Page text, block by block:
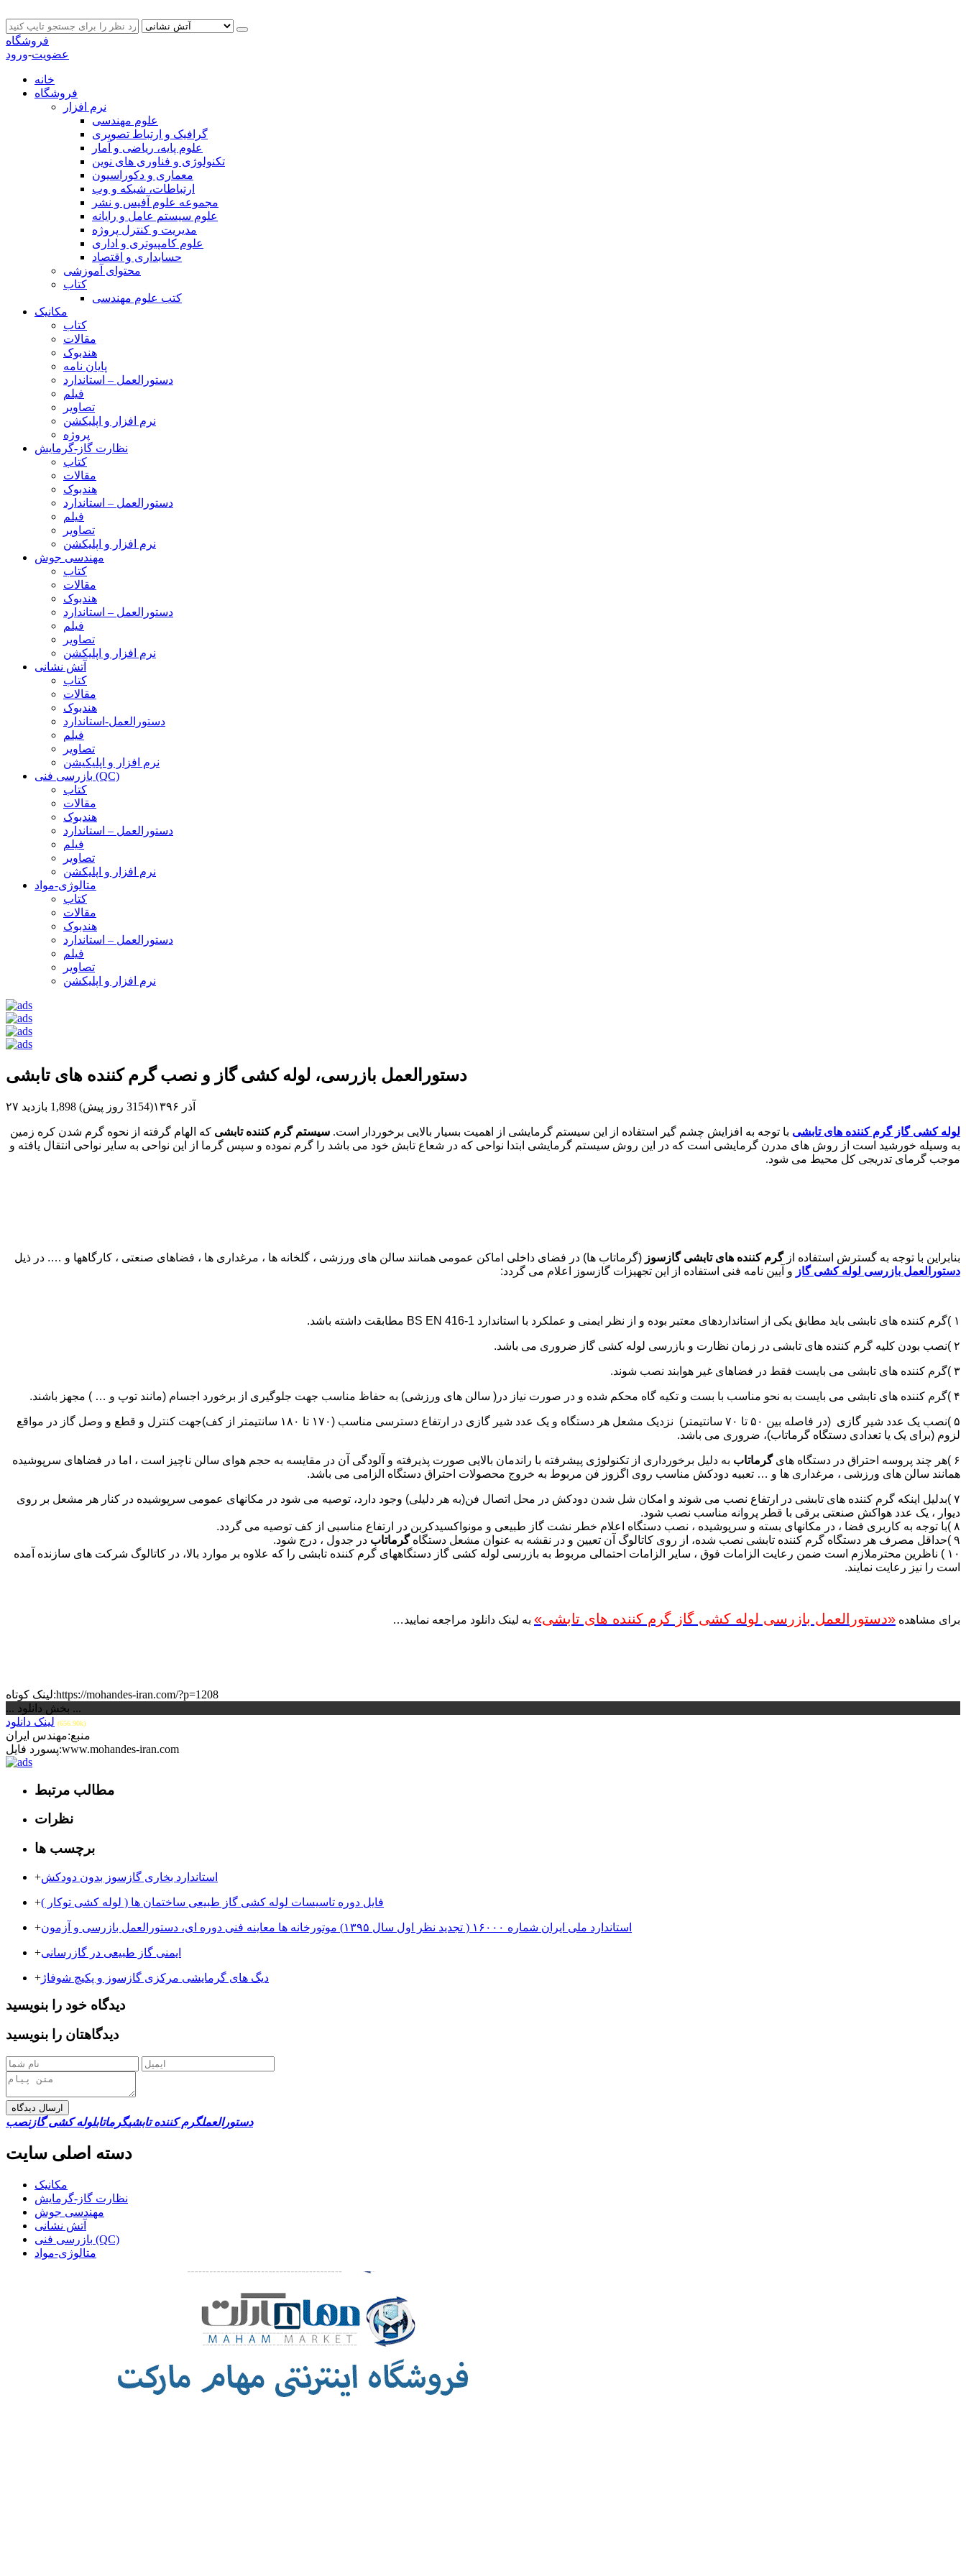
فروشگاه
عضویت-ورود
خانه
فروشگاه
نرم افزار
علوم مهندسی
گرافیک و ارتباط تصویری
علوم پایه، ریاضی و آمار
تکنولوژی و فناوری های نوین
معماری و دکوراسیون
ارتباطات، شبکه و وب
مجموعه علوم آفیس و نشر
علوم سیستم عامل و رایانه
مدیریت و کنترل پروژه
علوم کامپیوتری و اداری
حسابداری و اقتصاد
محتوای آموزشی
کتاب
کتب علوم مهندسی
مکانیک
کتاب
مقالات
هندبوک
پایان نامه
دستورالعمل – استاندارد
فیلم
تصاویر
نرم افزار و اپلیکشن
پروژه
نظارت گاز-گرمایش
کتاب
مقالات
هندبوک
دستورالعمل – استاندارد
فیلم
تصاویر
نرم افزار و اپلیکشن
مهندسی جوش
کتاب
مقالات
هندبوک
دستورالعمل – استاندارد
فیلم
تصاویر
نرم افزار و اپلیکشن
آتش نشانی
کتاب
مقالات
هندبوک
دستورالعمل-استاندارد
فیلم
تصاویر
نرم افزار و اپلیکیشن
بازرسی فنی (QC)
کتاب
مقالات
هندبوک
دستورالعمل – استاندارد
فیلم
تصاویر
نرم افزار و اپلیکشن
متالوژی-مواد
کتاب
مقالات
هندبوک
دستورالعمل – استاندارد
فیلم
تصاویر
نرم افزار و اپلیکشن
دستورالعمل بازرسی، لوله کشی گاز و نصب گرم کننده های تابشی
۲۷ آذر ۱۳۹۶(3154 روز پیش) 1,898 بازدید
لوله کشی گاز گرم کننده های تابشی با توجه به افزایش چشم گیر استفاده از این سیستم گرمایشی از اهمیت بسیار بالایی برخوردار است. سیستم گرم کننده تابشی که الهام گرفته از نحوه گرم شدن کره زمین
به وسیله خورشید است از روش های مدرن گرمایشی است که در این روش سیستم گرمایشی ابتدا نواحی که در شعاع تابش خود می باشد را گرم نموده و سپس گرما از این نواحی به سایر نواحی انتقال یافته و
موجب گرمای تدریجی کل محیط می شود.
بنابراین با توجه به گسترش استفاده ازگرم کننده های تابشی گازسوز (گرماتاب ها) در فضای داخلی اماکن عمومی همانند سالن های ورزشی ، گلخانه ها ، مرغداری ها ، فضاهای صنعتی ، کارگاهها و …. در ذیل
دستورالعمل بازرسی لوله کشی گاز و آیین نامه فنی استفاده از این تجهیزات گازسوز اعلام می گردد:
۱ )گرم کننده های تابشی باید مطابق یکی از استانداردهای معتبر بوده و از نظر ایمنی و عملکرد با استاندارد BS EN 416-1 مطابقت داشته باشد.
۲ )نصب بودن کلیه گرم کننده های تابشی در زمان نظارت و بازرسی لوله کشی گاز ضروری می باشد.
۳ )گرم کننده های تابشی می بایست فقط در فضاهای غیر هوابند نصب شوند.
۴ )گرم کننده های تابشی می بایست به نحو مناسب با بست و تکیه گاه محکم شده و در صورت نیاز در( سالن های ورزشی) به حفاظ مناسب جهت جلوگیری از برخورد اجسام (مانند توپ و … ) مجهز باشند.
۵ )نصب یک عدد شیر گازی (در فاصله بین ۵۰ تا ۷۰ سانتیمتر) نزدیک مشعل هر دستگاه و یک عدد شیر گازی در ارتفاع دسترسی مناسب (۱۷۰ تا ۱۸۰ سانتیمتر از کف)جهت کنترل و قطع و وصل گاز در مواقع
لزوم (برای یک یا تعدادی دستگاه گرماتاب)، ضروری می باشد.
۶ )هر چند پروسه احتراق در دستگاه های گرماتاب به دلیل برخورداری از تکنولوژی پیشرفته با راندمان بالایی صورت پذیرفته و آلودگی آن در مقایسه به حجم هوای سالن ناچیز است ، اما در فضاهای سرپوشیده
همانند سالن های ورزشی ، مرغداری ها و … تعبیه دودکش مناسب روی اگزوز فن مربوط به خروج محصولات احتراق دستگاه الزامی می باشد.
۷ )بدلیل اینکه گرم کننده های تابشی در ارتفاع نصب می شوند و امکان شل شدن دودکش در محل اتصال فن(به هر دلیلی) وجود دارد، توصیه می شود در مکانهای عمومی سرپوشیده در کنار هر مشعل بر روی
دیوار ، یک عدد هواکش صنعتی برقی با قطر پروانه مناسب نصب شود.
۸ )با توجه به کاربری فضا ، در مکانهای بسته و سرپوشیده ، نصب دستگاه اعلام خطر نشت گاز طبیعی و مونواکسیدکربن در ارتفاع مناسبی از کف توصیه می گردد.
۹ )حداقل مصرف هر دستگاه گرم کننده تابشی نصب شده، از روی کاتالوگ آن تعیین و در نقشه به عنوان مشعل دستگاه
گرماتاب در جدول ، درج شود.
۱۰ ) ناظرین محترملازم است ضمن رعایت الزامات فوق ، سایر الزامات احتمالی مربوط به بازرسی لوله کشی گاز دستگاههای گرم کننده تابشی را که علاوه بر موارد بالا، در کاتالوگ شرکت های سازنده آمده
است را نیز رعایت نمایند.
برای مشاهده «دستورالعمل بازرسی لوله کشی گاز گرم کننده های تابشی» به لینک دانلود مراجعه نمایید…
لینک کوتاه:https://mohandes-iran.com/?p=1208
... بخش دانلود ...
لینک دانلود
(656.90k)
منبع:مهندس ایران
پسورد فایل:www.mohandes-iran.com
مطالب مرتبط
نظرات
برچسب ها
+استاندارد بخاری گازسوز بدون دودکش
+فایل دوره تاسیسات لوله کشی گاز طبیعی ساختمان ها ( لوله کشی توکار )
+ استاندارد ملی ایران شماره ۱۶۰۰۰ ( تجدید نظر اول سال ۱۳۹۵) موتورخانه ها معاینه فنی دوره ای، دستورالعمل بازرسی و آزمون
+ایمنی گاز طبیعی در گازرسانی
+دیگ های گرمایشی مرکزی گازسوز و پکیچ شوفاژ
دیدگاه خود را بنویسید
دیدگاهتان را بنویسید
ارسال دیدگاه
دستورالعملگرم کننده تابشیگرماتابلوله کشی گازنصب
دسته اصلی سایت
مکانیک
نظارت گاز-گرمایش
مهندسی جوش
آتش نشانی
بازرسی فنی (QC)
متالوژی-مواد